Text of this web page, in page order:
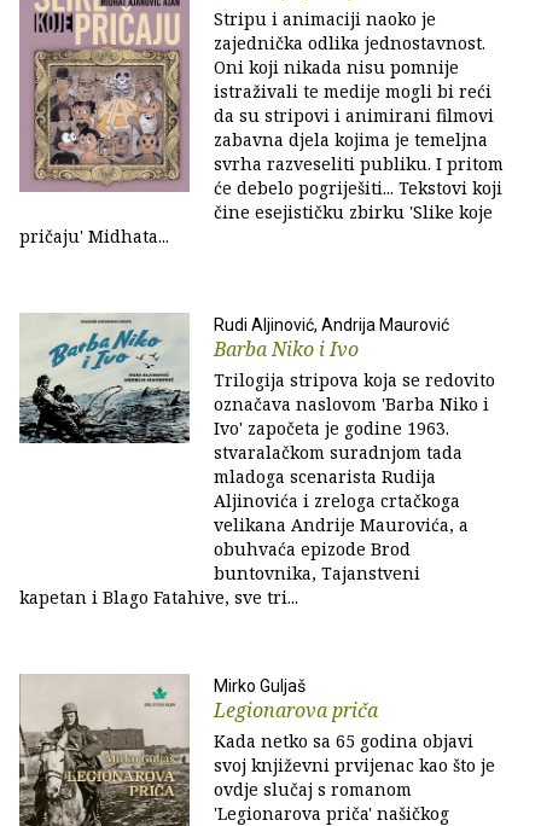
Stripu i animaciji naoko je
zajednička odlika jednostavnost.
Oni koji nikada nisu pomnije
istraživali te medije mogli bi reći
da su stripovi i animirani filmovi
zabavna djela kojima je temeljna
svrha razveseliti publiku. I pritom
će debelo pogriješiti... Tekstovi koji
čine esejističku zbirku 'Slike koje
pričaju' Midhata...
Rudi Aljinović, Andrija Maurović
Barba Niko i Ivo
Trilogija stripova koja se redovito
označava naslovom 'Barba Niko i
Ivo' započeta je godine 1963.
stvaralačkom suradnjom tada
mladoga scenarista Rudija
Aljinovića i zreloga crtačkoga
velikana Andrije Maurovića, a
obuhvaća epizode Brod
buntovnika, Tajanstveni
kapetan i Blago Fatahive, sve tri...
Mirko Guljaš
Legionarova priča
Kada netko sa 65 godina objavi
svoj književni prvijenac kao što je
ovdje slučaj s romanom
'Legionarova priča' našičkog